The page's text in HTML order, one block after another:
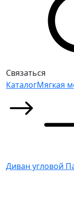
Связаться
КаталогМягкая
Диван угловой